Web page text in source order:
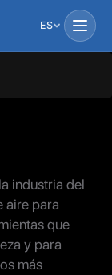
ES
industria del
aire para
que
y para
más